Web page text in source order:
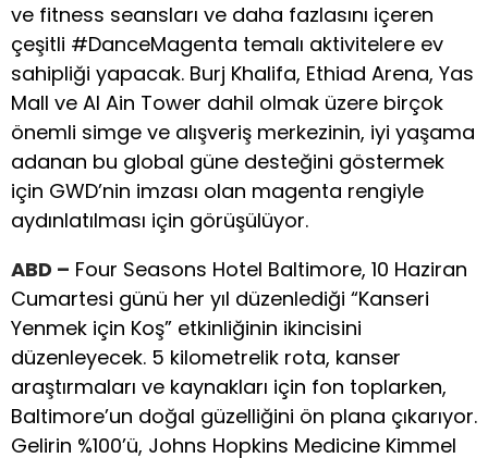
ve fitness seansları ve daha fazlasını içeren
çeşitli #DanceMagenta temalı aktivitelere ev
sahipliği yapacak. Burj Khalifa, Ethiad Arena, Yas
Mall ve Al Ain Tower dahil olmak üzere birçok
önemli simge ve alışveriş merkezinin, iyi yaşama
adanan bu global güne desteğini göstermek
için GWD’nin imzası olan magenta rengiyle
aydınlatılması için görüşülüyor.
ABD – Four Seasons Hotel Baltimore, 10 Haziran
Cumartesi günü her yıl düzenlediği “Kanseri
Yenmek için Koş” etkinliğinin ikincisini
düzenleyecek. 5 kilometrelik rota, kanser
araştırmaları ve kaynakları için fon toplarken,
Baltimore’un doğal güzelliğini ön plana çıkarıyor.
Gelirin %100’ü, Johns Hopkins Medicine Kimmel